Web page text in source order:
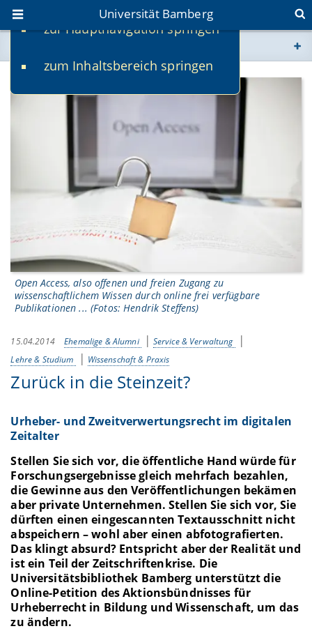
zur Hauptnavigation springen
zum Inhaltsbereich springen
Universität Bamberg
www.uni-bamberg.de
Open Access, also offenen und freien Zugang zu
wissenschaftlichem Wissen durch online frei verfügbare
Publikationen ... (Fotos: Hendrik Steffens)
15.04.2014 Ehemalige & Alumni
Service & Verwaltung
Lehre & Studium
Wissenschaft & Praxis
Zurück in die Steinzeit?
Urheber- und Zweitverwertungsrecht im digitalen
Zeitalter
Stellen Sie sich vor, die öffentliche Hand würde für
Forschungsergebnisse gleich mehrfach bezahlen,
die Gewinne aus den Veröffentlichungen bekämen
aber private Unternehmen. Stellen Sie sich vor, Sie
dürften einen eingescannten Textausschnitt nicht
abspeichern – wohl aber einen abfotografierten.
Das klingt absurd? Entspricht aber der Realität und
ist ein Teil der Zeitschriftenkrise. Die
Universitätsbibliothek Bamberg unterstützt die
Online-Petition des Aktionsbündnisses für
Urheberrecht in Bildung und Wissenschaft, um das
zu ändern.